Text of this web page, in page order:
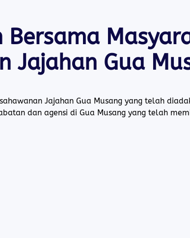
Bersama
Jajahan Gua
Jajahan Gua Musang yang telah
dan agensi di Gua Musang yang telah